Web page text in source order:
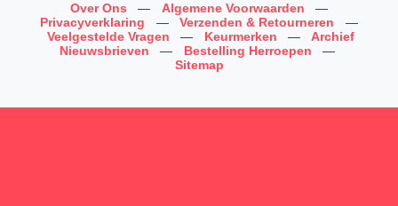
Over Ons — Algemene Voorwaarden
—
Privacyverklaring
— Verzenden & Retourneren
—
Veelgestelde Vragen
— Keurmerken —
Archief
Nieuwsbrieven
— Bestelling Herroepen
—
Sitemap